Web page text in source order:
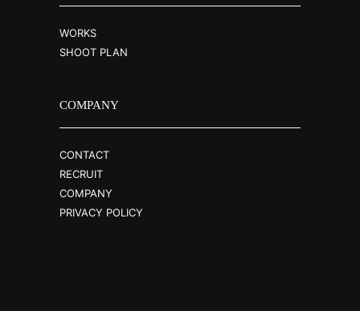
WORKS
SHOOT PLAN
COMPANY
CONTACT
RECRUIT
COMPANY
PRIVACY POLICY